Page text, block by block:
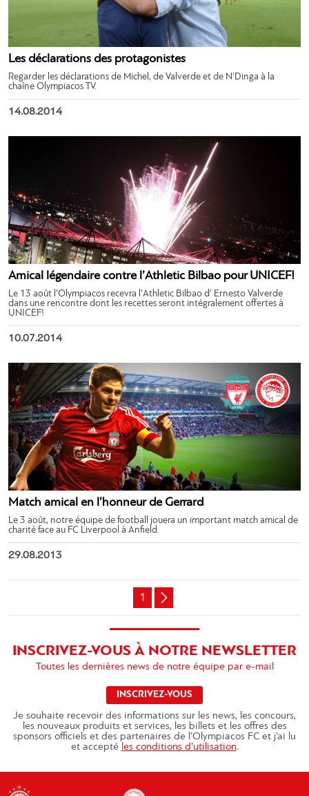
Les déclarations des protagonistes
Regarder les déclarations de Michel, de Valverde et de N’Dinga à la
chaîne Olympiacos TV.
14.08.2014
Amical légendaire contre l’Athletic Bilbao pour UNICEF!
Le 13 août l’Olympiacos recevra l’Athletic Bilbao d’ Ernesto Valverde
dans une rencontre dont les recettes seront intégralement offertes à
UNICEF!
10.07.2014
Match amical en l’honneur de Gerrard
Le 3 août, notre équipe de football jouera un important match amical de
charité face au FC Liverpool à Anfield.
29.08.2013
1
INSCRIVEZ-VOUS À NOTRE NEWSLETTER
Toutes les dernières news de notre équipe par e-mail
INSCRIVEZ-VOUS
Je souhaite recevoir des informations sur les news, les concours,
les nouveaux produits et services, les billets et les offres des
sponsors officiels et des partenaires de l’Olympiacos FC et j’ai lu
et accepté les conditions d’utilisation.